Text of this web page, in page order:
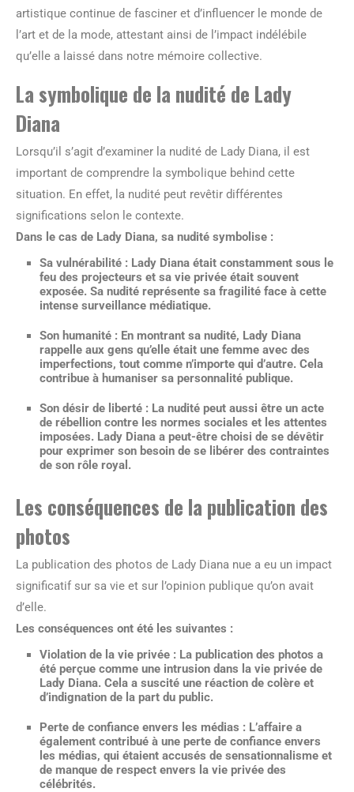
artistique continue de fasciner et d’influencer le monde de
l’art et de la mode, attestant ainsi de l’impact indélébile
qu’elle a laissé dans notre mémoire collective.
La symbolique de la nudité de Lady
Diana
Lorsqu’il s’agit d’examiner la nudité de Lady Diana, il est
important de comprendre la symbolique behind cette
situation. En effet, la nudité peut revêtir différentes
significations selon le contexte.
Dans le cas de Lady Diana, sa nudité symbolise :
Sa vulnérabilité : Lady Diana était constamment sous le
feu des projecteurs et sa vie privée était souvent
exposée. Sa nudité représente sa fragilité face à cette
intense surveillance médiatique.
Son humanité : En montrant sa nudité, Lady Diana
rappelle aux gens qu’elle était une femme avec des
imperfections, tout comme n’importe qui d’autre. Cela
contribue à humaniser sa personnalité publique.
Son désir de liberté : La nudité peut aussi être un acte
de rébellion contre les normes sociales et les attentes
imposées. Lady Diana a peut-être choisi de se dévêtir
pour exprimer son besoin de se libérer des contraintes
de son rôle royal.
Les conséquences de la publication des
photos
La publication des photos de Lady Diana nue a eu un impact
significatif sur sa vie et sur l’opinion publique qu’on avait
d’elle.
Les conséquences ont été les suivantes :
Violation de la vie privée : La publication des photos a
été perçue comme une intrusion dans la vie privée de
Lady Diana. Cela a suscité une réaction de colère et
d’indignation de la part du public.
Perte de confiance envers les médias : L’affaire a
également contribué à une perte de confiance envers
les médias, qui étaient accusés de sensationnalisme et
de manque de respect envers la vie privée des
célébrités.